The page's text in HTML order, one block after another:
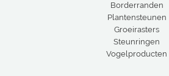
Borderranden
Plantensteunen
Groeirasters
Steunringen
Vogelproducten